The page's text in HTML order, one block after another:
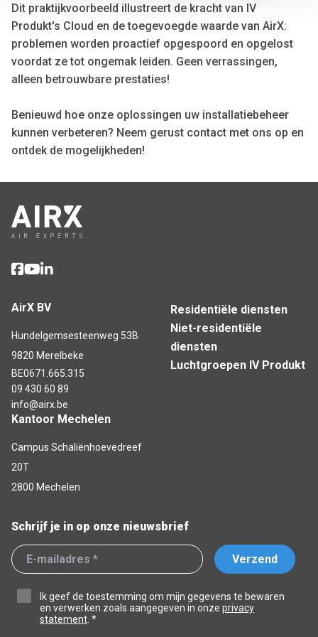
our social media, advertising and analytics partners who
may combine it with other information that you’ve
provided to them or that they’ve collected from your use
of their services.
Dit praktijkvoorbeeld illustreert de kracht van IV
Produkt's Cloud en de toegevoegde waarde van AirX:
problemen worden proactief opgespoord en opgelost
voordat ze tot ongemak leiden. Geen verrassingen,
alleen betrouwbare prestaties!
Benieuwd hoe onze oplossingen uw installatiebeheer
kunnen verbeteren? Neem gerust contact met ons op en
ontdek de mogelijkheden!
AirX BV
Hundelgemsesteenweg 53B
9820 Merelbeke
BE0671.665.315
09 430 60 89
info@airx.be
Kantoor Mechelen
Campus Schaliënhoevedreef
20T
2800 Mechelen
Residentiële diensten
Niet-residentiële
diensten
Luchtgroepen IV Produkt
Schrijf je in op onze nieuwsbrief
Verzend
Ik geef de toestemming om mijn gegevens te bewaren
en verwerken zoals aangegeven in onze privacy
statement. *